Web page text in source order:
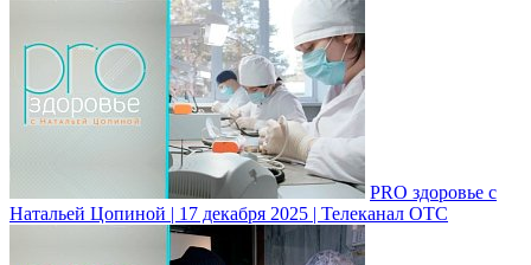
PRO здоровье с
Натальей Цопиной | 17 декабря 2025 | Телеканал ОТС